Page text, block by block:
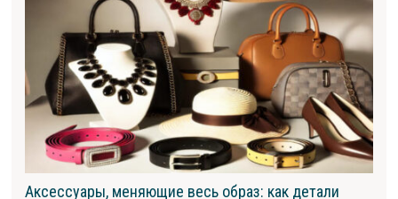
Аксессуары, меняющие весь образ: как детали